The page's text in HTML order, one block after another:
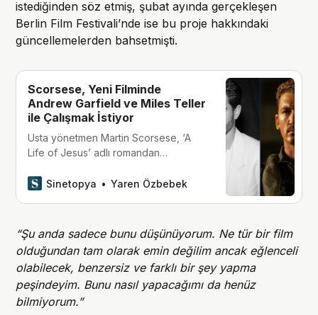
istediğinden söz etmiş, şubat ayında gerçekleşen
Berlin Film Festivali’nde ise bu proje hakkındaki
güncellemelerden bahsetmişti.
Scorsese, Yeni Filminde
Andrew Garfield ve Miles Teller
ile Çalışmak İstiyor
Usta yönetmen Martin Scorsese, ‘A
Life of Jesus’ adlı romandan
odaklanacak yeni filminde Andrew
Sinetopya Yaren Özbebek
“Şu anda sadece bunu düşünüyorum. Ne tür bir film
olduğundan tam olarak emin değilim ancak eğlenceli
olabilecek, benzersiz ve farklı bir şey yapma
peşindeyim. Bunu nasıl yapacağımı da henüz
bilmiyorum.”